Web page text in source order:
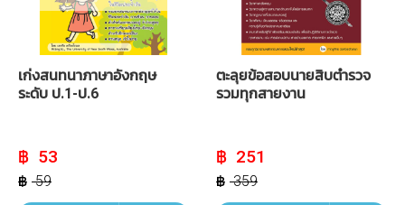
เก่งสนทนาภาษาอังกฤษ
ระดับ ป.1-ป.6
59
Original
price
was:
฿ 59.
53
Current
price
is:
฿ 53.
ตะลุยข้อสอบนายสิบตำรวจ
รวมทุกสายงาน
359
Original
price
was:
฿ 359.
251
Current
price
is:
฿ 251.